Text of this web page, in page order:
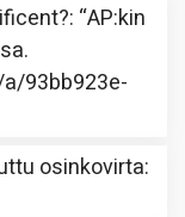
: “AP:kin
93bb923e-
osinkovirta: